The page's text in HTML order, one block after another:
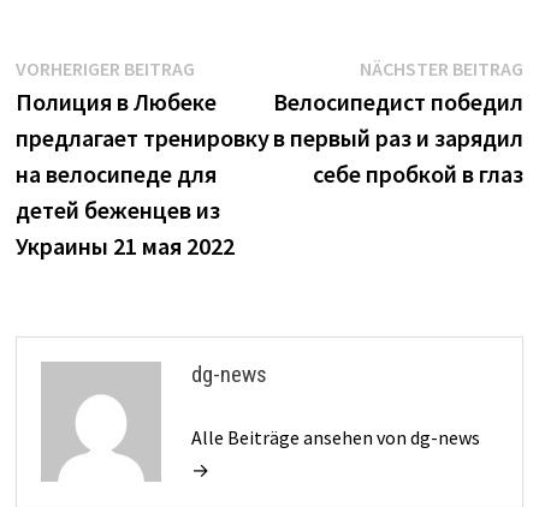
Beitrags-
Navigation
VORHERIGER BEITRAGVorheriger
Beitrag:
Полиция в Любеке
предлагает тренировку
на велосипеде для
детей беженцев из
Украины 21 мая 2022
NÄCHSTER BEITRAG
Велосипедист победил
в первый раз и зарядил
себе пробкой в глаз
dg-news
Alle Beiträge ansehen von dg-news
→